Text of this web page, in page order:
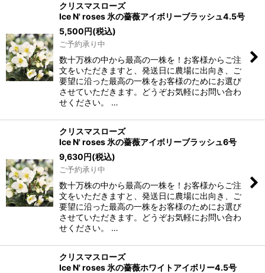
クリスマスローズ
Ice N' roses 氷の薔薇アイボリーブラッシュ4.5号
5,500円(税込)
ご予約承り中
数十万株の中から最高の一株を！お客様からご注
文をいただきますと、発送日に農場に出向き、ご
要望に沿った最高の一株をお客様のためにお選び
させていただきます。どうぞお気軽にお問い合わ
せください。 …
クリスマスローズ
Ice N' roses 氷の薔薇アイボリーブラッシュ6号
9,630円(税込)
ご予約承り中
数十万株の中から最高の一株を！お客様からご注
文をいただきますと、発送日に農場に出向き、ご
要望に沿った最高の一株をお客様のためにお選び
させていただきます。どうぞお気軽にお問い合わ
せください。 …
クリスマスローズ
Ice N' roses 氷の薔薇ホワイトアイボリー4.5号